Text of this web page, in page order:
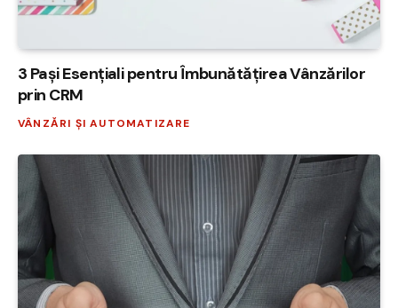
3 Pași Esențiali pentru Îmbunătățirea Vânzărilor
prin CRM
VÂNZĂRI ȘI AUTOMATIZARE